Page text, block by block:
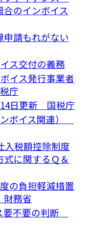
のインボイス
請もれがない
ス交付の義務
イス発行事業者
庁
日更新 国税庁
ボイス関連）
税額控除制度
式に関するＱ＆
の負担軽減措置
務省
要不要の判断